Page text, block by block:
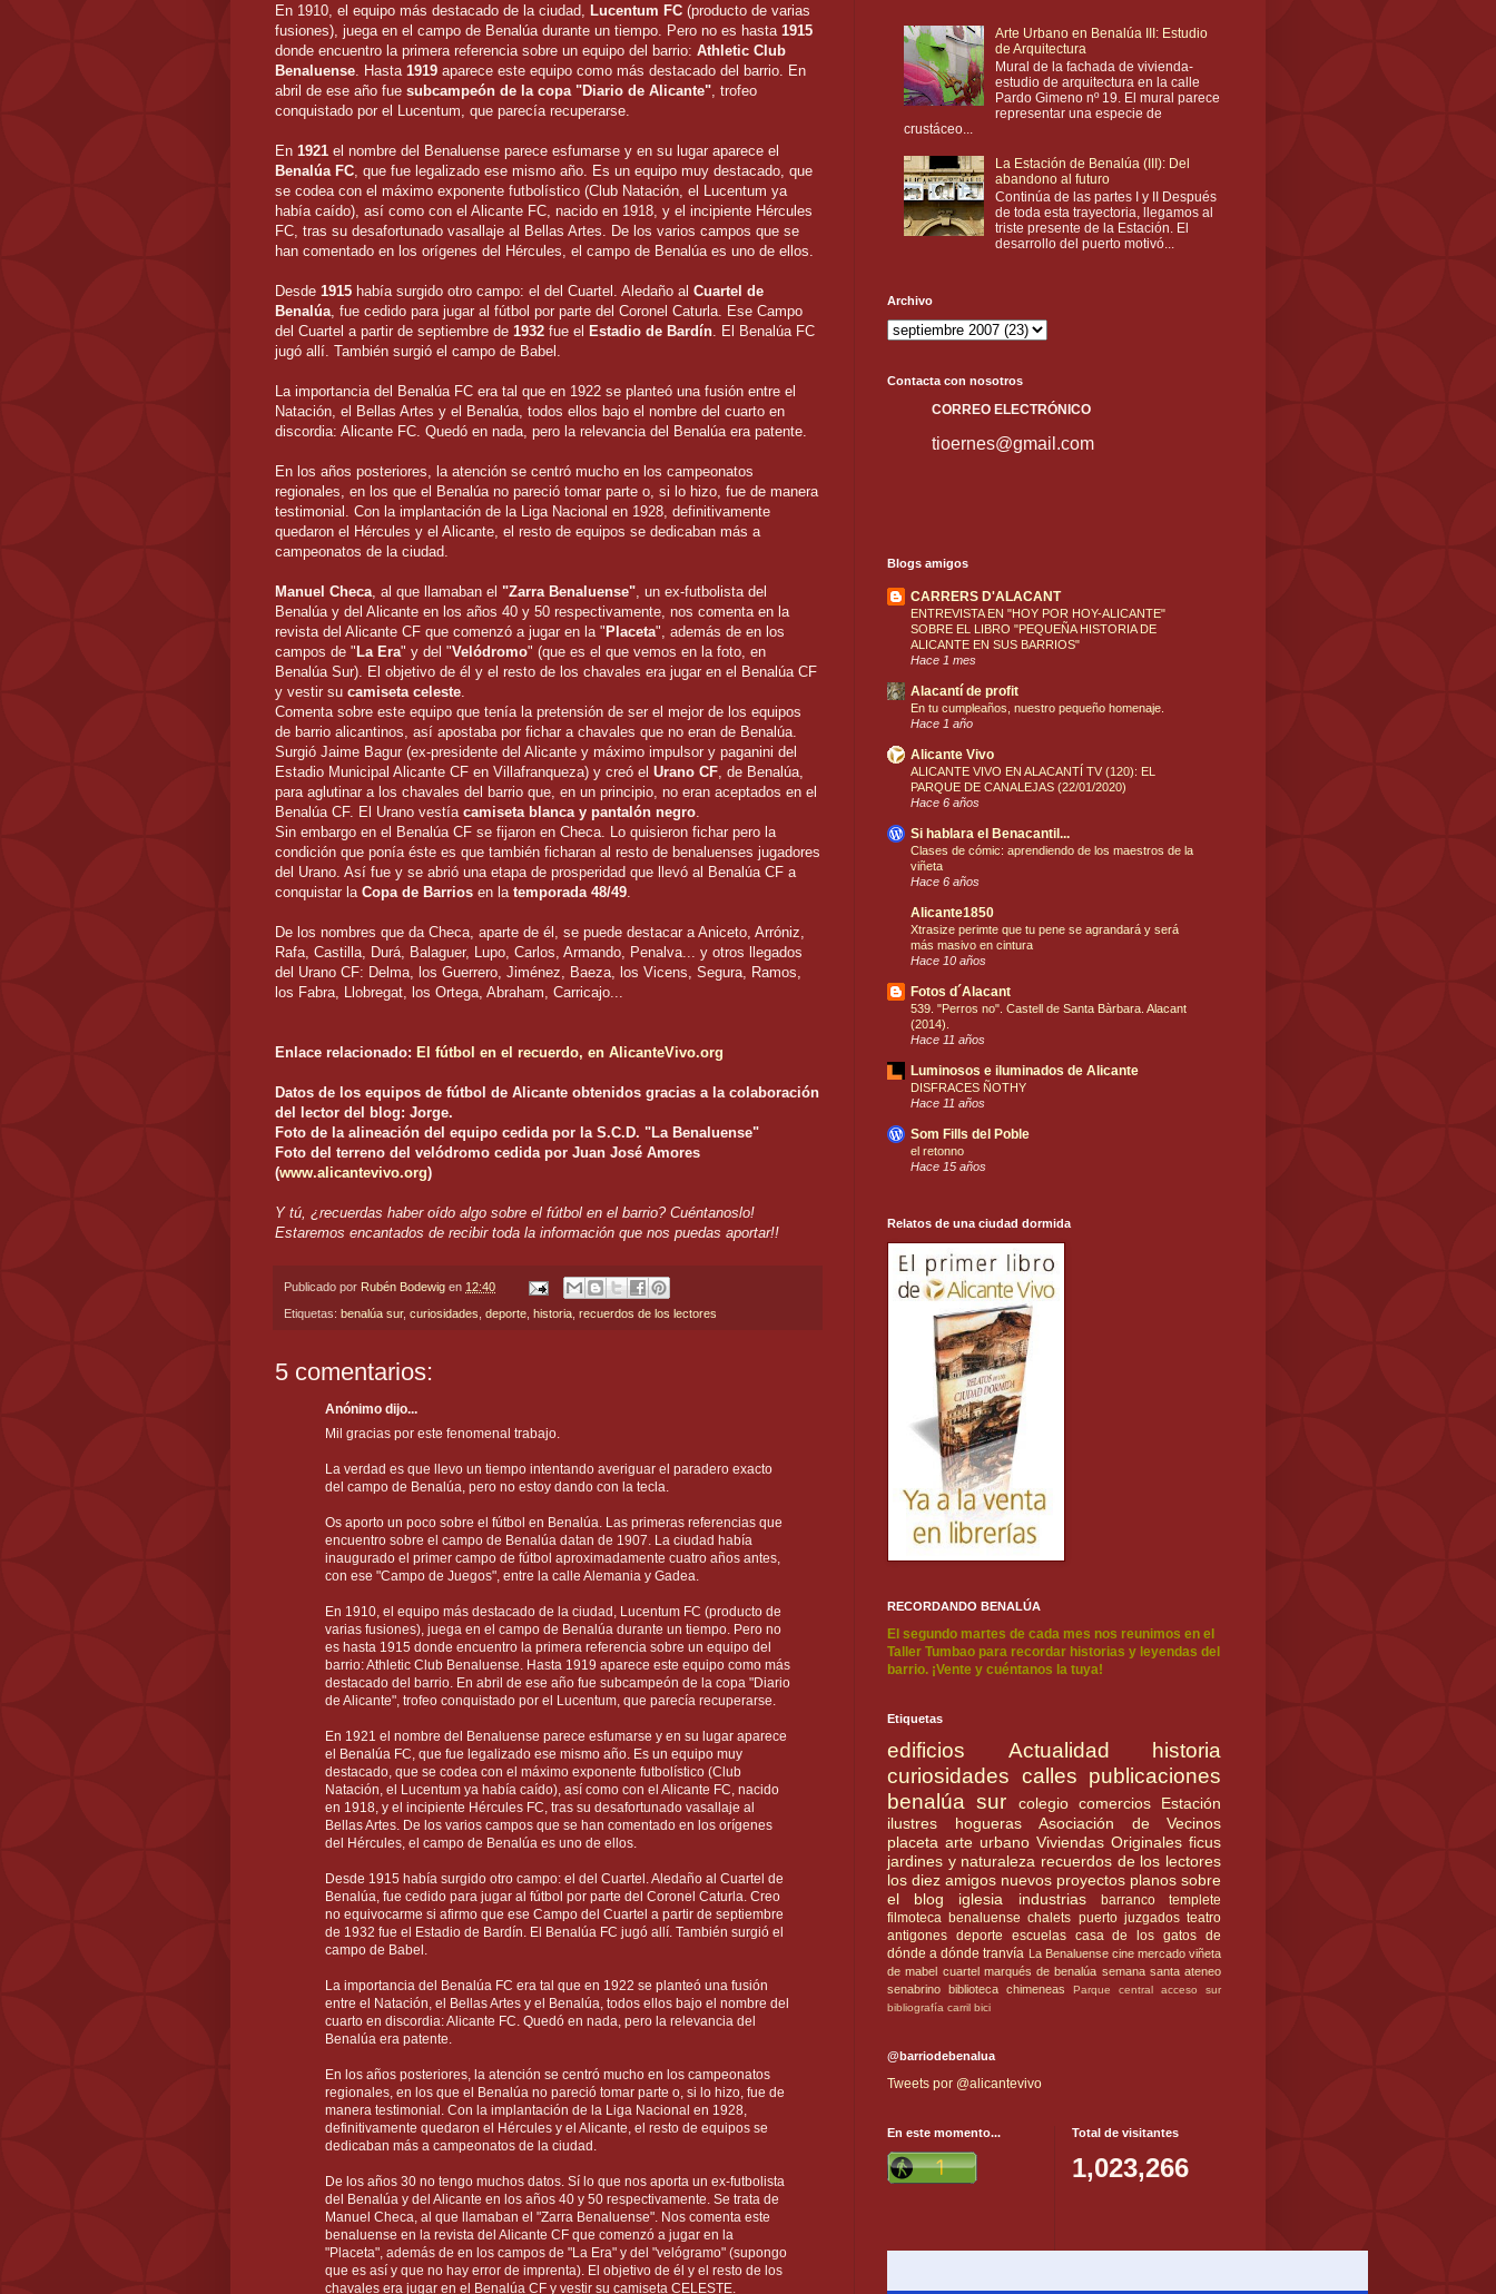
En 1910, el equipo más destacado de la ciudad, Lucentum FC (producto de varias
fusiones), juega en el campo de Benalúa durante un tiempo. Pero no es hasta 1915
donde encuentro la primera referencia sobre un equipo del barrio: Athletic Club
Benaluense. Hasta 1919 aparece este equipo como más destacado del barrio. En
abril de ese año fue subcampeón de la copa "Diario de Alicante", trofeo
conquistado por el Lucentum, que parecía recuperarse.
En 1921 el nombre del Benaluense parece esfumarse y en su lugar aparece el
Benalúa FC, que fue legalizado ese mismo año. Es un equipo muy destacado, que
se codea con el máximo exponente futbolístico (Club Natación, el Lucentum ya
había caído), así como con el Alicante FC, nacido en 1918, y el incipiente Hércules
FC, tras su desafortunado vasallaje al Bellas Artes. De los varios campos que se
han comentado en los orígenes del Hércules, el campo de Benalúa es uno de ellos.
Desde 1915 había surgido otro campo: el del Cuartel. Aledaño al Cuartel de
Benalúa, fue cedido para jugar al fútbol por parte del Coronel Caturla. Ese Campo
del Cuartel a partir de septiembre de 1932 fue el Estadio de Bardín. El Benalúa FC
jugó allí. También surgió el campo de Babel.
La importancia del Benalúa FC era tal que en 1922 se planteó una fusión entre el
Natación, el Bellas Artes y el Benalúa, todos ellos bajo el nombre del cuarto en
discordia: Alicante FC. Quedó en nada, pero la relevancia del Benalúa era patente.
En los años posteriores, la atención se centró mucho en los campeonatos
regionales, en los que el Benalúa no pareció tomar parte o, si lo hizo, fue de manera
testimonial. Con la implantación de la Liga Nacional en 1928, definitivamente
quedaron el Hércules y el Alicante, el resto de equipos se dedicaban más a
campeonatos de la ciudad.
Manuel Checa, al que llamaban el "Zarra Benaluense", un ex-futbolista del
Benalúa y del Alicante en los años 40 y 50 respectivamente, nos comenta en la
revista del Alicante CF que comenzó a jugar en la " Placeta", además de en los
campos de " La Era" y del "Velódromo" (que es el que vemos en la foto, en
Benalúa Sur). El objetivo de él y el resto de los chavales era jugar en el Benalúa CF
y vestir su camiseta celeste.
Comenta sobre este equipo que tenía la pretensión de ser el mejor de los equipos
de barrio alicantinos, así apostaba por fichar a chavales que no eran de Benalúa.
Surgió Jaime Bagur (ex-presidente del Alicante y máximo impulsor y paganini del
Estadio Municipal Alicante CF en Villafranqueza) y creó el Urano CF, de Benalúa,
para aglutinar a los chavales del barrio que, en un principio, no eran aceptados en el
Benalúa CF. El Urano vestía camiseta blanca y pantalón negro.
Sin embargo en el Benalúa CF se fijaron en Checa. Lo quisieron fichar pero la
condición que ponía éste es que también ficharan al resto de benaluenses jugadores
del Urano. Así fue y se abrió una etapa de prosperidad que llevó al Benalúa CF a
conquistar la Copa de Barrios en la temporada 48/49.
De los nombres que da Checa, aparte de él, se puede destacar a Aniceto, Arróniz,
Rafa, Castilla, Durá, Balaguer, Lupo, Carlos, Armando, Penalva... y otros llegados
del Urano CF: Delma, los Guerrero, Jiménez, Baeza, los Vicens, Segura, Ramos,
los Fabra, Llobregat, los Ortega, Abraham, Carricajo...
Enlace relacionado: El fútbol en el recuerdo, en AlicanteVivo.org
Datos de los equipos de fútbol de Alicante obtenidos gracias a la colaboración
del lector del blog: Jorge.
Foto de la alineación del equipo cedida por la S.C.D. "La Benaluense"
Foto del terreno del velódromo cedida por Juan José Amores
(www.alicantevivo.org)
Y tú, ¿recuerdas haber oído algo sobre el fútbol en el barrio? Cuéntanoslo!
Estaremos encantados de recibir toda la información que nos puedas aportar!!
Publicado por Rubén Bodewig en 12:40
Etiquetas: benalúa sur, curiosidades, deporte, historia, recuerdos de los lectores
5 comentarios:
Anónimo dijo...
Mil gracias por este fenomenal trabajo.
La verdad es que llevo un tiempo intentando averiguar el paradero exacto
del campo de Benalúa, pero no estoy dando con la tecla.
Os aporto un poco sobre el fútbol en Benalúa. Las primeras referencias que
encuentro sobre el campo de Benalúa datan de 1907. La ciudad había
inaugurado el primer campo de fútbol aproximadamente cuatro años antes,
con ese "Campo de Juegos", entre la calle Alemania y Gadea.
En 1910, el equipo más destacado de la ciudad, Lucentum FC (producto de
varias fusiones), juega en el campo de Benalúa durante un tiempo. Pero no
es hasta 1915 donde encuentro la primera referencia sobre un equipo del
barrio: Athletic Club Benaluense. Hasta 1919 aparece este equipo como más
destacado del barrio. En abril de ese año fue subcampeón de la copa "Diario
de Alicante", trofeo conquistado por el Lucentum, que parecía recuperarse.
En 1921 el nombre del Benaluense parece esfumarse y en su lugar aparece
el Benalúa FC, que fue legalizado ese mismo año. Es un equipo muy
destacado, que se codea con el máximo exponente futbolístico (Club
Natación, el Lucentum ya había caído), así como con el Alicante FC, nacido
en 1918, y el incipiente Hércules FC, tras su desafortunado vasallaje al
Bellas Artes. De los varios campos que se han comentado en los orígenes
del Hércules, el campo de Benalúa es uno de ellos.
Desde 1915 había surgido otro campo: el del Cuartel. Aledaño al Cuartel de
Benalúa, fue cedido para jugar al fútbol por parte del Coronel Caturla. Creo
no equivocarme si afirmo que ese Campo del Cuartel a partir de septiembre
de 1932 fue el Estadio de Bardín. El Benalúa FC jugó allí. También surgió el
campo de Babel.
La importancia del Benalúa FC era tal que en 1922 se planteó una fusión
entre el Natación, el Bellas Artes y el Benalúa, todos ellos bajo el nombre del
cuarto en discordia: Alicante FC. Quedó en nada, pero la relevancia del
Benalúa era patente.
En los años posteriores, la atención se centró mucho en los campeonatos
regionales, en los que el Benalúa no pareció tomar parte o, si lo hizo, fue de
manera testimonial. Con la implantación de la Liga Nacional en 1928,
definitivamente quedaron el Hércules y el Alicante, el resto de equipos se
dedicaban más a campeonatos de la ciudad.
De los años 30 no tengo muchos datos. Sí lo que nos aporta un ex-futbolista
del Benalúa y del Alicante en los años 40 y 50 respectivamente. Se trata de
Manuel Checa, al que llamaban el "Zarra Benaluense". Nos comenta este
benaluense en la revista del Alicante CF que comenzó a jugar en la
"Placeta", además de en los campos de "La Era" y del "velógramo" (supongo
que es así y que no hay error de imprenta). El objetivo de él y el resto de los
chavales era jugar en el Benalúa CF y vestir su camiseta CELESTE.
Arte Urbano en Benalúa III: Estudio
de Arquitectura
Mural de la fachada de vivienda-
estudio de arquitectura en la calle
Pardo Gimeno nº 19. El mural parece
representar una especie de
crustáceo...
La Estación de Benalúa (III): Del
abandono al futuro
Continúa de las partes I y II Después
de toda esta trayectoria, llegamos al
triste presente de la Estación. El
desarrollo del puerto motivó...
Archivo
Contacta con nosotros
CORREO ELECTRÓNICO
tioernes@gmail.com
Blogs amigos
CARRERS D'ALACANT
ENTREVISTA EN "HOY POR HOY-ALICANTE"
SOBRE EL LIBRO "PEQUEÑA HISTORIA DE
ALICANTE EN SUS BARRIOS"
Hace 1 mes
Alacantí de profit
En tu cumpleaños, nuestro pequeño homenaje.
Hace 1 año
Alicante Vivo
ALICANTE VIVO EN ALACANTÍ TV (120): EL
PARQUE DE CANALEJAS (22/01/2020)
Hace 6 años
Si hablara el Benacantil...
Clases de cómic: aprendiendo de los maestros de la
viñeta
Hace 6 años
Alicante1850
Xtrasize perimte que tu pene se agrandará y será
más masivo en cintura
Hace 10 años
Fotos d´Alacant
539. "Perros no". Castell de Santa Bàrbara. Alacant
(2014).
Hace 11 años
Luminosos e iluminados de Alicante
DISFRACES ÑOTHY
Hace 11 años
Som Fills del Poble
el retonno
Hace 15 años
Relatos de una ciudad dormida
RECORDANDO BENALÚA
El segundo martes de cada mes nos reunimos en el
Taller Tumbao para recordar historias y leyendas del
barrio. ¡Vente y cuéntanos la tuya!
Etiquetas
edificios Actualidad
historia
curiosidades calles publicaciones
benalúa sur
colegio comercios
Estación
ilustres
hogueras
Asociación de Vecinos
placeta arte urbano Viviendas Originales ficus
jardines y naturaleza recuerdos de los lectores
los diez amigos nuevos proyectos planos sobre
el blog
iglesia industrias barranco
templete
filmoteca benaluense chalets puerto juzgados teatro
antigones deporte escuelas casa de los gatos de
dónde a dónde tranvía La Benaluense cine mercado viñeta
de mabel cuartel marqués de benalúa semana santa ateneo
senabrino
biblioteca chimeneas Parque central
acceso sur
bibliografía carril bici
@barriodebenalua
Tweets por @alicantevivo
En este momento... Total de visitantes
1,023,266